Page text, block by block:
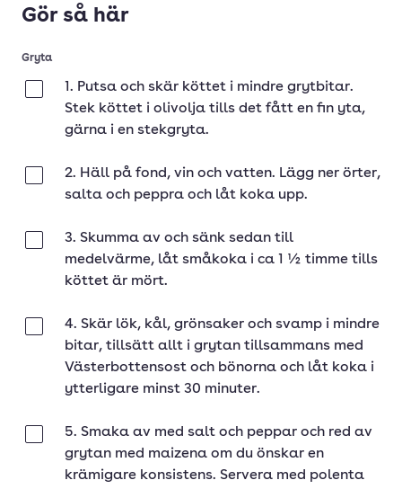
Gör så här
Gryta
1. Putsa och skär köttet i mindre grytbitar.
Stek köttet i olivolja tills det fått en fin yta,
gärna i en stekgryta.
2. Häll på fond, vin och vatten. Lägg ner örter,
salta och peppra och låt koka upp.
3. Skumma av och sänk sedan till
medelvärme, låt småkoka i ca 1 ½ timme tills
köttet är mört.
4. Skär lök, kål, grönsaker och svamp i mindre
bitar, tillsätt allt i grytan tillsammans med
Västerbottensost och bönorna och låt koka i
ytterligare minst 30 minuter.
5. Smaka av med salt och peppar och red av
grytan med maizena om du önskar en
krämigare konsistens. Servera med polenta